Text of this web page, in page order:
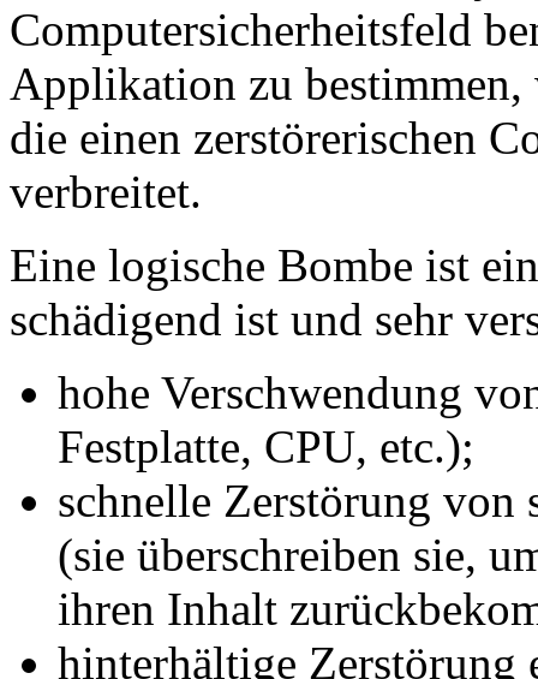
Computersicherheitsfeld
Applikation zu
die einen zerstörerischen
verbreitet.
Eine logische Bombe ist
schädigend ist und sehr
hohe Verschwendung
Festplatte, CPU, etc.);
schnelle Zerstörung
(sie überschreiben sie,
ihren Inhalt
hinterhältige